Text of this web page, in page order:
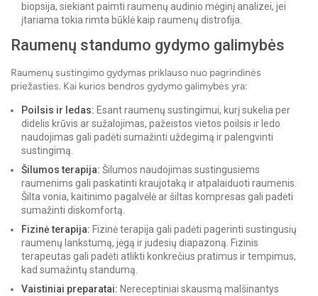
biopsija, siekiant paimti raumenų audinio mėginį analizei, jei
įtariama tokia rimta būklė kaip raumenų distrofija.
Raumenų standumo gydymo galimybės
Raumenų sustingimo gydymas priklauso nuo pagrindinės
priežasties. Kai kurios bendros gydymo galimybės yra:
Poilsis ir ledas: Esant raumenų sustingimui, kurį sukelia per
didelis krūvis ar sužalojimas, pažeistos vietos poilsis ir ledo
naudojimas gali padėti sumažinti uždegimą ir palengvinti
sustingimą.
Šilumos terapija: Šilumos naudojimas sustingusiems
raumenims gali paskatinti kraujotaką ir atpalaiduoti raumenis.
Šilta vonia, kaitinimo pagalvėlė ar šiltas kompresas gali padėti
sumažinti diskomfortą.
Fizinė terapija: Fizinė terapija gali padėti pagerinti sustingusių
raumenų lankstumą, jėgą ir judesių diapazoną. Fizinis
terapeutas gali padėti atlikti konkrečius pratimus ir tempimus,
kad sumažintų standumą.
Vaistiniai preparatai: Nereceptiniai skausmą malšinantys